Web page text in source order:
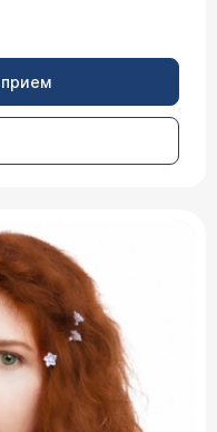
прием